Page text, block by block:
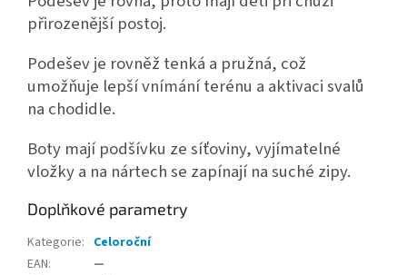
přirozenější postoj.
Podešev je rovněž tenká a pružná, což
umožňuje lepší vnímání terénu a aktivaci svalů
na chodidle.
Boty mají podšívku ze síťoviny, vyjímatelné
vložky a na nártech se zapínají na suché zipy.
Doplňkové parametry
Kategorie: Celoroční
EAN:
—